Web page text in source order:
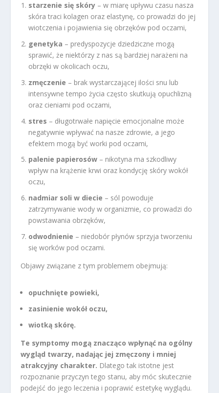
starzenie się skóry – w miarę upływu czasu nasza
skóra traci kolagen oraz elastynę, co prowadzi do jej
wiotczenia i pojawienia się obrzęków pod oczami,
genetyka – predyspozycje dziedziczne mogą
sprawić, że niektórzy z nas są bardziej narażeni na
obrzęki w okolicach oczu,
zmęczenie – brak wystarczającej ilości snu lub
intensywne tempo życia często skutkują opuchlizną
oraz cieniami pod oczami,
stres – długotrwałe napięcie emocjonalne może
negatywnie wpływać na nasze zdrowie, a jego
efektem mogą być worki pod oczami,
palenie papierosów – nikotyna ma szkodliwy
wpływ na krążenie krwi oraz kondycję skóry wokół
oczu,
nadmiar soli w diecie – sól powoduje
zatrzymywanie wody w organizmie, co prowadzi do
powstawania obrzęków,
odwodnienie – niedobór płynów sprzyja tworzeniu
się worków pod oczami.
Objawy związane z tym problemem obejmują:
opuchnięte powieki,
zasinienie wokół oczu,
wiotką skórę.
Te symptomy mogą znacząco wpłynąć na ogólny
wygląd twarzy, nadając jej zmęczony i mniej
atrakcyjny charakter. Dlatego tak istotne jest
rozpoznanie przyczyn tego stanu, aby móc skutecznie
podejść do jego leczenia i poprawić estetykę wyglądu.